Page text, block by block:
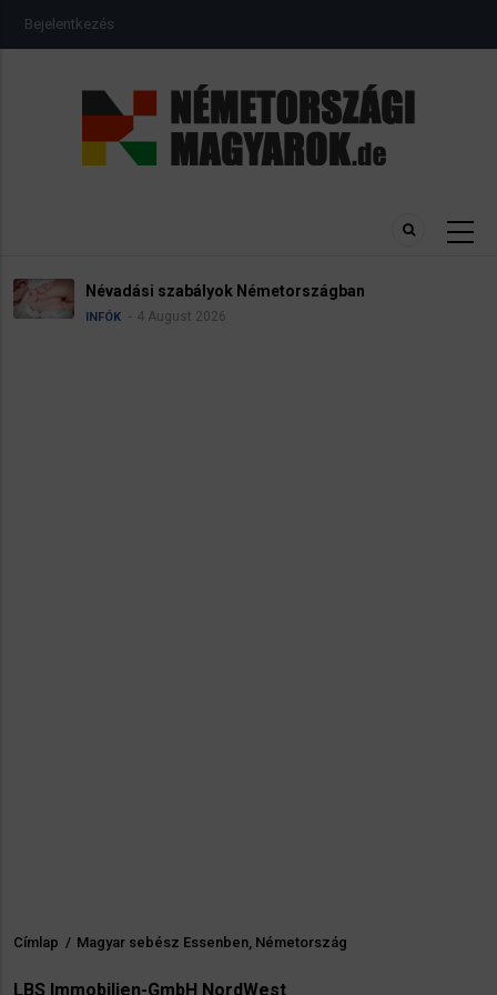
USER
ACCOUNT
Bejelentkezés
Névadási szabályok Németországban
INFÓK 4 August 2026
Morzsa
Címlap / Magyar sebész Essenben, Németország
LBS Immobilien-GmbH NordWest